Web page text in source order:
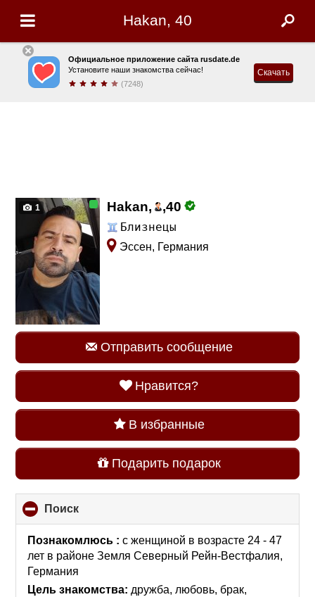
Hakan, 40
Официальное приложение сайта rusdate.de
Установите наши знакомства сейчас!
(7248)
Скачать
1 Hakan, ,40
Близнецы
Эссен, Германия
Отправить сообщение
Нравится?
В избранные
Подарить подарок
Поиск
to
collapse
contents
Познакомлюсь :с женщиной в возрасте 24 - 47
лет в районе Земля Северный Рейн-Вестфалия,
Германия
Цель знакомства: дружба, любовь, брак,